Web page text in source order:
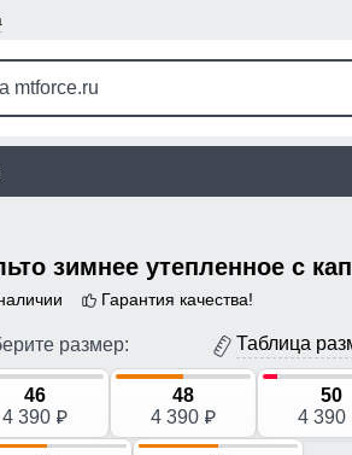
Гарантия качества!
размер: Таблица
46
4 390 p
48
4 390 p
50
4 390